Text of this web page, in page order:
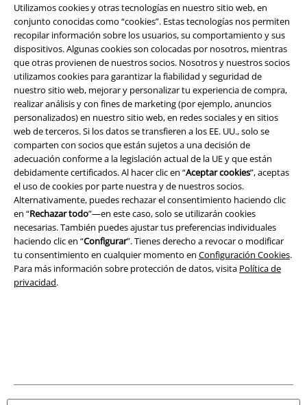
Utilizamos cookies y otras tecnologías en nuestro sitio web, en
conjunto conocidas como “cookies”. Estas tecnologías nos permiten
recopilar información sobre los usuarios, su comportamiento y sus
dispositivos. Algunas cookies son colocadas por nosotros, mientras
que otras provienen de nuestros socios. Nosotros y nuestros socios
utilizamos cookies para garantizar la fiabilidad y seguridad de
nuestro sitio web, mejorar y personalizar tu experiencia de compra,
realizar análisis y con fines de marketing (por ejemplo, anuncios
personalizados) en nuestro sitio web, en redes sociales y en sitios
web de terceros. Si los datos se transfieren a los EE. UU., solo se
comparten con socios que están sujetos a una decisión de
adecuación conforme a la legislación actual de la UE y que están
debidamente certificados. Al hacer clic en “Aceptar cookies”, aceptas
el uso de cookies por parte nuestra y de nuestros socios.
Alternativamente, puedes rechazar el consentimiento haciendo clic
en “Rechazar todo”—en este caso, solo se utilizarán cookies
necesarias. También puedes ajustar tus preferencias individuales
haciendo clic en “Configurar”. Tienes derecho a revocar o modificar
tu consentimiento en cualquier momento en Configuración Cookies.
Para más información sobre protección de datos, visita Política de
privacidad.
Legal
Términos y Condiciones
Aviso Legal
Ley protección de datos
Eliminación de residuos y protección del medioambiente
Declaración de Conformidad